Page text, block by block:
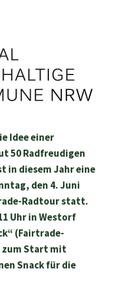
Idee einer
50 Radfreudigen
in diesem Jahr eine
den 4. Juni
Radtour statt.
Uhr in Westorf
(Fairtrade-
zum Start mit
Snack für die